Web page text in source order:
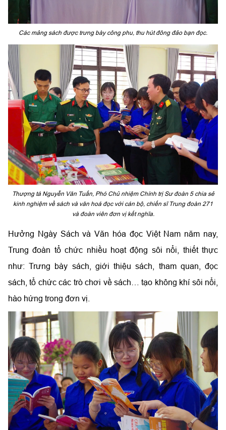
Các mảng sách được trưng bày công phu, thu hút đông đảo bạn đọc.
Thượng tá Nguyễn Văn Tuấn, Phó Chủ nhiệm Chính trị Sư đoàn 5 chia sẻ
kinh nghiệm về sách và văn hoá đọc với cán bộ, chiến sĩ Trung đoàn 271
và đoàn viên đơn vị kết nghĩa.
Hưởng Ngày Sách và Văn hóa đọc Việt Nam năm nay,
Trung đoàn tổ chức nhiều hoạt động sôi nổi, thiết thực
như: Trưng bày sách, giới thiệu sách, tham quan, đọc
sách, tổ chức các trò chơi về sách… tạo không khí sôi nổi,
hào hứng trong đơn vị.